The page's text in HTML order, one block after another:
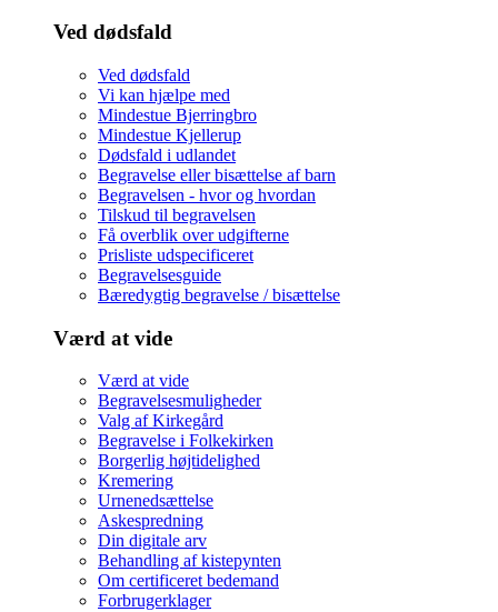
Ved dødsfald
Ved dødsfald
Vi kan hjælpe med
Mindestue Bjerringbro
Mindestue Kjellerup
Dødsfald i udlandet
Begravelse eller bisættelse af barn
Begravelsen - hvor og hvordan
Tilskud til begravelsen
Få overblik over udgifterne
Prisliste udspecificeret
Begravelsesguide
Bæredygtig begravelse / bisættelse
Værd at vide
Værd at vide
Begravelsesmuligheder
Valg af Kirkegård
Begravelse i Folkekirken
Borgerlig højtidelighed
Kremering
Urnenedsættelse
Askespredning
Din digitale arv
Behandling af kistepynten
Om certificeret bedemand
Forbrugerklager